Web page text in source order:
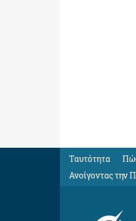
Ταυτότητα
Ανοίγοντας την